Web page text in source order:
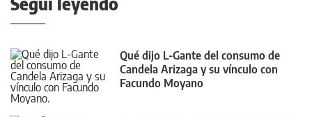
Qué dijo L-Gante del consumo de
Candela Arizaga y su vínculo con
Facundo Moyano